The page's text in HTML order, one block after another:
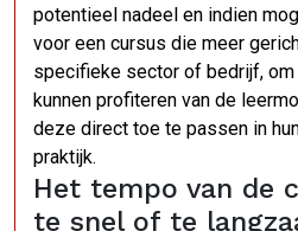
potentieel nadeel en indien
voor een cursus die meer
specifieke sector of bedrijf,
kunnen profiteren van de
deze direct toe te passen in
praktijk.
Het tempo van de
te snel of te